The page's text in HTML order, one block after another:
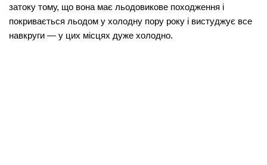
затоку тому, що вона має льодовикове походження і
покривається льодом у холодну пору року і вистуджує все
навкруги — у цих місцях дуже холодно.